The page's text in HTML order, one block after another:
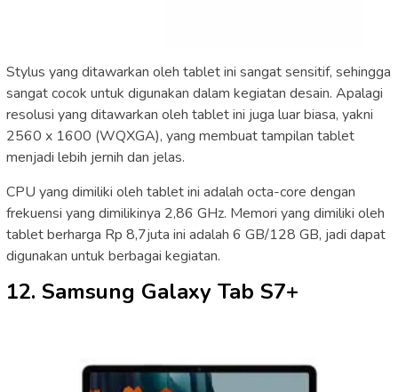
Stylus yang ditawarkan oleh tablet ini sangat sensitif, sehingga
sangat cocok untuk digunakan dalam kegiatan desain. Apalagi
resolusi yang ditawarkan oleh tablet ini juga luar biasa, yakni
2560 x 1600 (WQXGA), yang membuat tampilan tablet
menjadi lebih jernih dan jelas.
CPU yang dimiliki oleh tablet ini adalah octa-core dengan
frekuensi yang dimilikinya 2,86 GHz. Memori yang dimiliki oleh
tablet berharga Rp 8,7juta ini adalah 6 GB/128 GB, jadi dapat
digunakan untuk berbagai kegiatan.
12. Samsung Galaxy Tab S7+